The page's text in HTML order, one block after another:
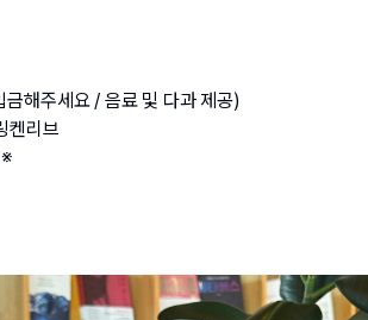
해주세요 / 음료 및 다과 제공)
켄리브